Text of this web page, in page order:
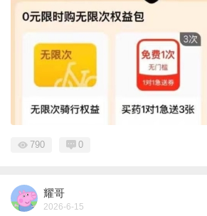
790 0
耀哥
2026-6-15